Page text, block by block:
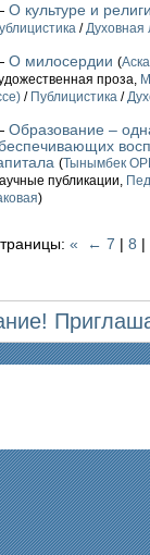
О культуре и
/Духовная
О милосердии (
проза,
/ Публицистика /
Образование –
(Тынымбек
публикации,
)
« ← 7 | 8 |